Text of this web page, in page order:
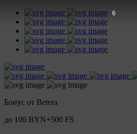
Бонус от Betera
до 100 BYN+500 FS
5